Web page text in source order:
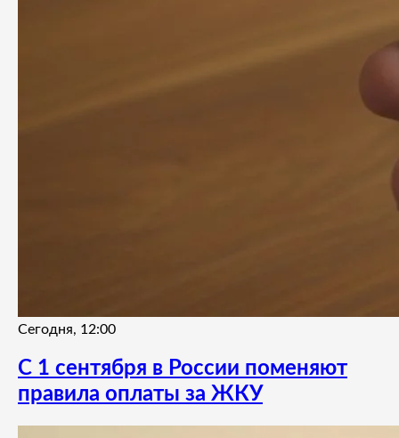
Сегодня, 12:00
С 1 сентября в России поменяют
правила оплаты за ЖКУ